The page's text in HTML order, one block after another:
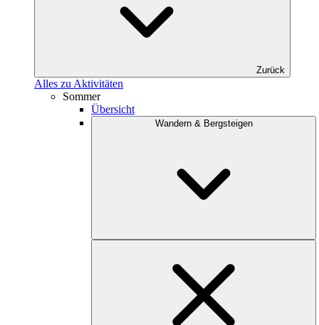
Zurück
Alles zu Aktivitäten
Sommer
Übersicht
Wandern & Bergsteigen